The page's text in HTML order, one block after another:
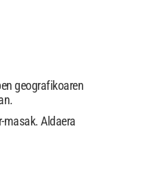
geografikoaren
masak. Aldaera